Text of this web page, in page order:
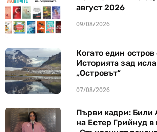
август 2026
09/08/2026
Когато един
Историята зад
„Островът“
07/08/2026
Първи кадри: Били
на Естер Грийнуд